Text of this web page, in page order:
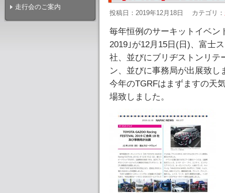
走行会のご案内
投稿日：2019年12月18日 カテゴリ：
毎年恒例のサーキットイベン
2019｣が12月15日(日)、富士
社、並びにブリヂストンリテ
ン、並びに事務局が出展致し
今年のTGRFはまずますの天
場致しました。